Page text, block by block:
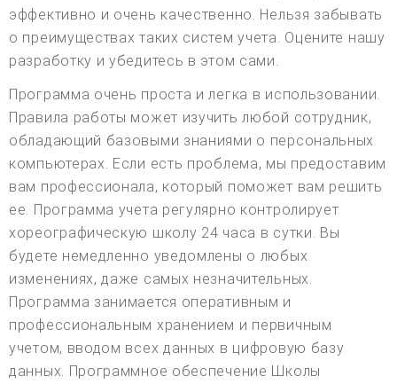
эффективно и очень качественно. Нельзя забывать
о преимуществах таких систем учета. Оцените нашу
разработку и убедитесь в этом сами.
Программа очень проста и легка в использовании.
Правила работы может изучить любой сотрудник,
обладающий базовыми знаниями о персональных
компьютерах. Если есть проблема, мы предоставим
вам профессионала, который поможет вам решить
ее. Программа учета регулярно контролирует
хореографическую школу 24 часа в сутки. Вы
будете немедленно уведомлены о любых
изменениях, даже самых незначительных.
Программа занимается оперативным и
профессиональным хранением и первичным
учетом, вводом всех данных в цифровую базу
данных. Программное обеспечение Школы